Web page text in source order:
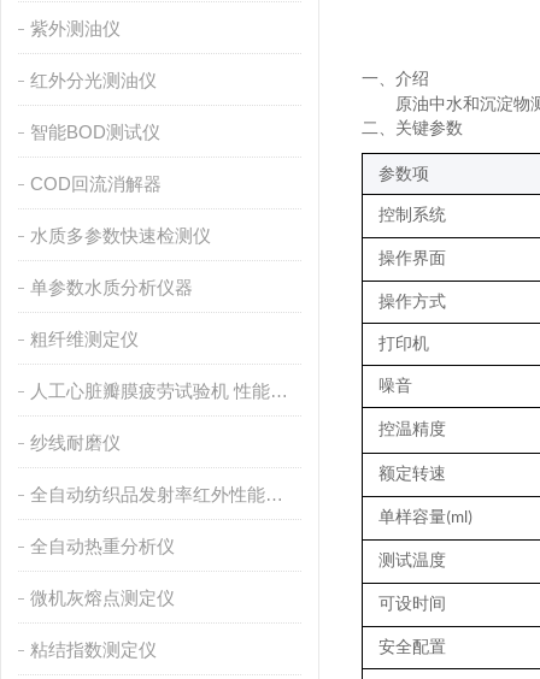
紫外测油仪
红外分光测油仪
智能BOD测试仪
COD回流消解器
水质多参数快速检测仪
单参数水质分析仪器
粗纤维测定仪
人工心脏瓣膜疲劳试验机 性能稳定
纱线耐磨仪
全自动纺织品发射率红外性能分析
全自动热重分析仪
微机灰熔点测定仪
粘结指数测定仪
一、 介绍
原油中水和沉淀物
二、关键参数
参数项
控制系统
操作界面
操作方式
打印机
噪音
控温精度
额定转速
单样容量(ml)
测试温度
可设时间
安全配置